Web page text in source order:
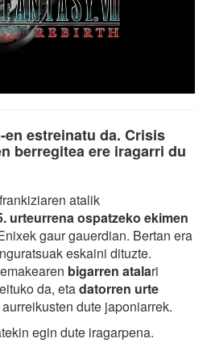
en estreinatu da. Crisis
berregitea ere iragarri du
atalik
urteurrena ospatzeko ekimen
gaur gauerdian. Bertan era
eskaini dituzte.
bigarren atalari
eituko da, etadatorren urte
dute japoniarrek.
egin dute iragarpena.